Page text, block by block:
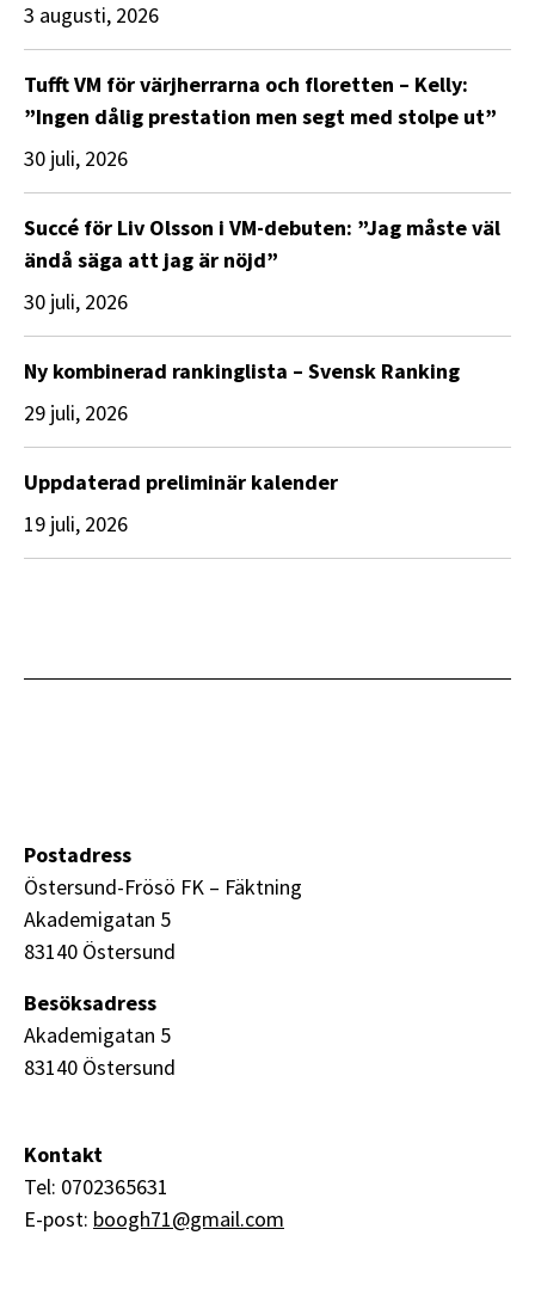
3 augusti, 2026
Tufft VM för värjherrarna och floretten – Kelly:
”Ingen dålig prestation men segt med stolpe ut”
30 juli, 2026
Succé för Liv Olsson i VM-debuten: ”Jag måste väl
ändå säga att jag är nöjd”
30 juli, 2026
Ny kombinerad rankinglista – Svensk Ranking
29 juli, 2026
Uppdaterad preliminär kalender
19 juli, 2026
Postadress
Östersund-Frösö FK – Fäktning
Akademigatan 5
83140 Östersund
Besöksadress
Akademigatan 5
83140 Östersund
Kontakt
Tel: 0702365631
E-post: boogh71@gmail.com